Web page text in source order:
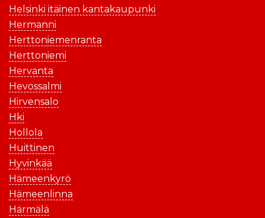
Helsinki itäinen kantakaupunki
Hermanni
Herttoniemenranta
Herttoniemi
Hervanta
Hevossalmi
Hirvensalo
Hki
Hollola
Huittinen
Hyvinkää
Hämeenkyrö
Hämeenlinna
Härmälä